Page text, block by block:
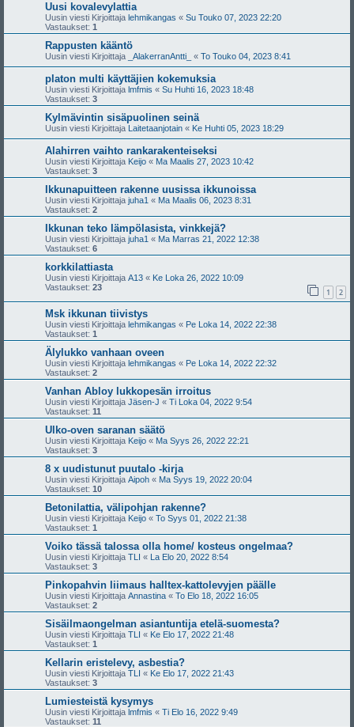
Uusi kovalevylattia
Uusin viesti Kirjoittaja lehmikangas « Su Touko 07, 2023 22:20
Vastaukset: 1
Rappusten kääntö
Uusin viesti Kirjoittaja _AlakerranAntti_ « To Touko 04, 2023 8:41
platon multi käyttäjien kokemuksia
Uusin viesti Kirjoittaja lmfmis « Su Huhti 16, 2023 18:48
Vastaukset: 3
Kylmävintin sisäpuolinen seinä
Uusin viesti Kirjoittaja Laitetaanjotain « Ke Huhti 05, 2023 18:29
Alahirren vaihto rankarakenteiseksi
Uusin viesti Kirjoittaja Keijo « Ma Maalis 27, 2023 10:42
Vastaukset: 3
Ikkunapuitteen rakenne uusissa ikkunoissa
Uusin viesti Kirjoittaja juha1 « Ma Maalis 06, 2023 8:31
Vastaukset: 2
Ikkunan teko lämpölasista, vinkkejä?
Uusin viesti Kirjoittaja juha1 « Ma Marras 21, 2022 12:38
Vastaukset: 6
korkkilattiasta
Uusin viesti Kirjoittaja A13 « Ke Loka 26, 2022 10:09
Vastaukset: 23 1 2
Msk ikkunan tiivistys
Uusin viesti Kirjoittaja lehmikangas « Pe Loka 14, 2022 22:38
Vastaukset: 1
Älylukko vanhaan oveen
Uusin viesti Kirjoittaja lehmikangas « Pe Loka 14, 2022 22:32
Vastaukset: 2
Vanhan Abloy lukkopesän irroitus
Uusin viesti Kirjoittaja Jäsen-J « Ti Loka 04, 2022 9:54
Vastaukset: 11
Ulko-oven saranan säätö
Uusin viesti Kirjoittaja Keijo « Ma Syys 26, 2022 22:21
Vastaukset: 3
8 x uudistunut puutalo -kirja
Uusin viesti Kirjoittaja Aipoh « Ma Syys 19, 2022 20:04
Vastaukset: 10
Betonilattia, välipohjan rakenne?
Uusin viesti Kirjoittaja Keijo « To Syys 01, 2022 21:38
Vastaukset: 1
Voiko tässä talossa olla home/ kosteus ongelmaa?
Uusin viesti Kirjoittaja TLI « La Elo 20, 2022 8:54
Vastaukset: 3
Pinkopahvin liimaus halltex-kattolevyjen päälle
Uusin viesti Kirjoittaja Annastina « To Elo 18, 2022 16:05
Vastaukset: 2
Sisäilmaongelman asiantuntija etelä-suomesta?
Uusin viesti Kirjoittaja TLI « Ke Elo 17, 2022 21:48
Vastaukset: 1
Kellarin eristelevy, asbestia?
Uusin viesti Kirjoittaja TLI « Ke Elo 17, 2022 21:43
Vastaukset: 3
Lumiesteistä kysymys
Uusin viesti Kirjoittaja lmfmis « Ti Elo 16, 2022 9:49
Vastaukset: 11